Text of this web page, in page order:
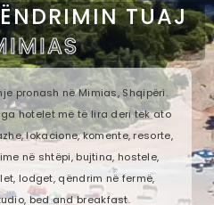
TUAJ
pronash në Mimias, Shqipëri.
hotelet më të lira deri tek ato
lokacione, komente, resorte,
në shtëpi, bujtina, hostele,
lodget, qëndrim në fermë,
bed and breakfast.